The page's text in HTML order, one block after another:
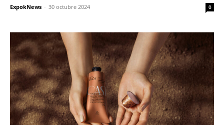
ExpokNews - 30 octubre 2024 0